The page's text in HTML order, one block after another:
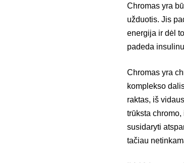
Chromas yra
užduotis. Jis
energija ir dėl
padeda
Chromas yra
komplekso
raktas, iš
trūksta
susidaryti
tačiau